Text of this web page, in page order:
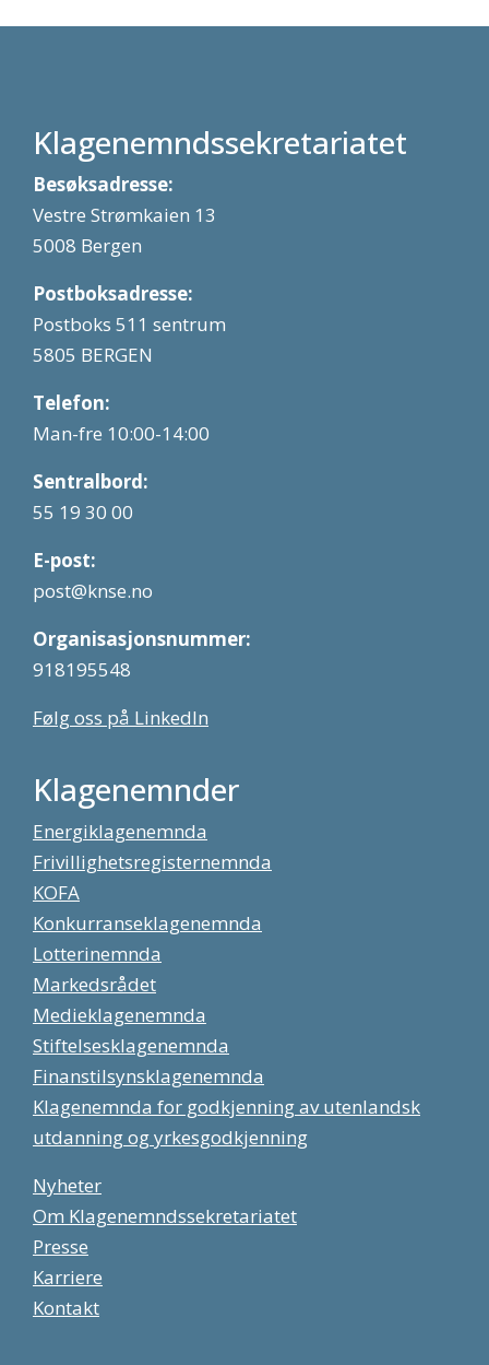
Klagenemndssekretariatet
Besøksadresse:
Vestre Strømkaien 13
5008 Bergen
Postboksadresse:
Postboks 511 sentrum
5805 BERGEN
Telefon:
Man-fre 10:00-14:00
Sentralbord:
55 19 30 00
E-post:
post@knse.no
Organisasjonsnummer:
918195548
Følg oss på LinkedIn
Klagenemnder
Energiklagenemnda
Frivillighetsregisternemnda
KOFA
Konkurranseklagenemnda
Lotterinemnda
Markedsrådet
Medieklagenemnda
Stiftelsesklagenemnda
Finanstilsynsklagenemnda
Klagenemnda for godkjenning av utenlandsk
utdanning og yrkesgodkjenning
Nyheter
Om Klagenemndssekretariatet
Presse
Karriere
Kontakt